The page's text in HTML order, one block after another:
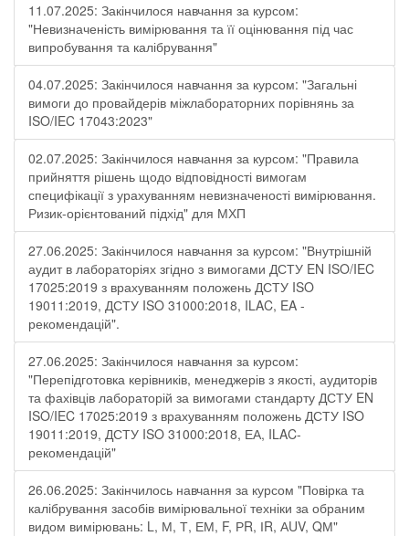
11.07.2025: Закінчилося навчання за курсом:
"Невизначеність вимірювання та її оцінювання під час
випробування та калібрування"
04.07.2025: Закінчилося навчання за курсом: "Загальні
вимоги до провайдерів міжлабораторних порівнянь за
ISO/IEC 17043:2023"
02.07.2025: Закінчилося навчання за курсом: "Правила
прийняття рішень щодо відповідності вимогам
специфікації з урахуванням невизначеності вимірювання.
Ризик-орієнтований підхід" для МХП
27.06.2025: Закінчилося навчання за курсом: "Внутрішній
аудит в лабораторіях згідно з вимогами ДСТУ EN ISO/IEC
17025:2019 з врахуванням положень ДСТУ ISO
19011:2019, ДСТУ ISO 31000:2018, ILAC, EA -
рекомендацій".
27.06.2025: Закінчилося навчання за курсом:
"Перепідготовка керівників, менеджерів з якості, аудиторів
та фахівців лабораторій за вимогами стандарту ДСТУ EN
ISO/IEC 17025:2019 з врахуванням положень ДСТУ ISO
19011:2019, ДСТУ ISO 31000:2018, ЕА, ILAC-
рекомендацій"
26.06.2025: Закінчилось навчання за курсом "Повірка та
калібрування засобів вимірювальної техніки за обраним
видом вимірювань: L, М, Т, ЕМ, F, РR, ІR, АUV, QМ"